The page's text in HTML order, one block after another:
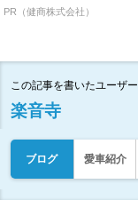
PR（健商株式会社）
この記事を書いたユーザー
楽音寺
ブログ 愛車紹介